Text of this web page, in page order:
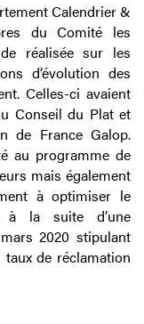
Calendrier &
du Comité les
réalisée sur les
d’évolution des
Celles-ci avaient
Conseil du Plat et
de France Galop.
au programme de
mais également
à optimiser le
à la suite d’une
2020 stipulant
de réclamation